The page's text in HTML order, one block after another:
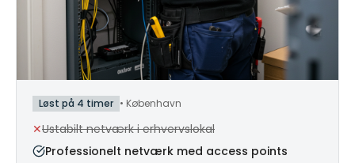
Løst på 4 timer • København
✕Ustabilt netværk i erhvervslokal
Professionelt netværk med access points